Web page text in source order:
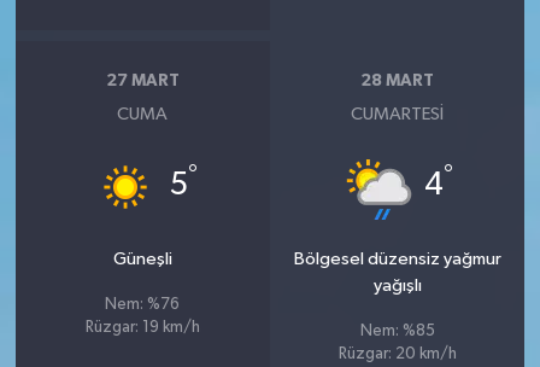
27 MART
CUMA
5°
Güneşli
Nem: %76
Rüzgar: 19 km/h
28 MART
CUMARTESI
4°
Bölgesel düzensiz yağmur
yağışlı
Nem: %85
Rüzgar: 20 km/h